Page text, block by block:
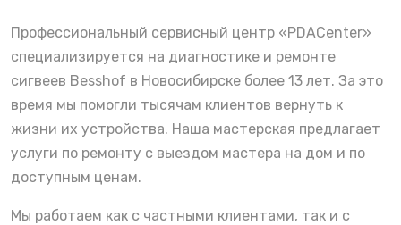
Профессиональный сервисный центр «PDACenter»
специализируется на диагностике и ремонте
сигвеев Besshof в Новосибирске более 13 лет. За это
время мы помогли тысячам клиентов вернуть к
жизни их устройства. Наша мастерская предлагает
услуги по ремонту с выездом мастера на дом и по
доступным ценам.
Мы работаем как с частными клиентами, так и с